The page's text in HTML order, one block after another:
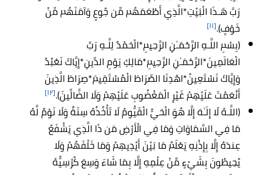
رَبَّ هَـذَا الْبَيْتِ*الَّذِي أَطْعَمَهُم مِّن جُوعٍ وَآمَنَهُم مِّنْ
خَوْفٍ).[١١]
(بِسْمِ اللَّـهِ الرَّحْمَـٰنِ الرَّحِيمِ*الْحَمْدُ لِلَّـهِ رَبِّ
الْعَالَمِينَ*الرَّحْمَـٰنِ الرَّحِيمِ*مَالِكِ يَوْمِ الدِّينِ*إِيَّاكَ نَعْبُدُ
وَإِيَّاكَ نَسْتَعِينُ*اهْدِنَا الصِّرَاطَ الْمُسْتَقِيمَ*صِرَاطَ الَّذِينَ
أَنْعَمْتَ عَلَيْهِمْ غَيْرِ الْمَغْضُوبِ عَلَيْهِمْ وَلَا الضَّالِّينَ).[١٢]
(اللَّـهُ لَا إِلَـٰهَ إِلَّا هُوَ الْحَيُّ الْقَيُّومُ لَا تَأْخُذُهُ سِنَةٌ وَلَا نَوْمٌ لَّهُ
مَا فِي السَّمَاوَاتِ وَمَا فِي الْأَرْضِ مَن ذَا الَّذِي يَشْفَعُ
عِندَهُ إِلَّا بِإِذْنِهِ يَعْلَمُ مَا بَيْنَ أَيْدِيهِمْ وَمَا خَلْفَهُمْ وَلَا
يُحِيطُونَ بِشَيْءٍ مِّنْ عِلْمِهِ إِلَّا بِمَا شَاءَ وَسِعَ كُرْسِيُّهُ